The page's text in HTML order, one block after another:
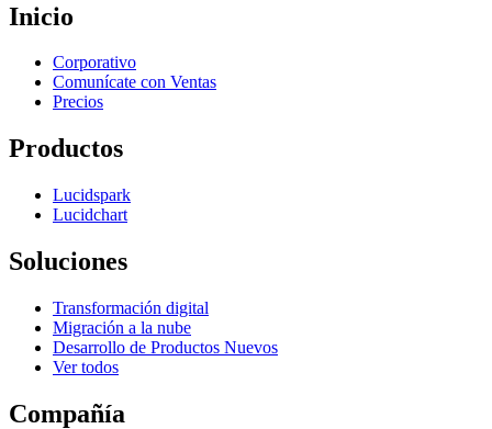
Inicio
Corporativo
Comunícate con Ventas
Precios
Productos
Lucidspark
Lucidchart
Soluciones
Transformación digital
Migración a la nube
Desarrollo de Productos Nuevos
Ver todos
Compañía